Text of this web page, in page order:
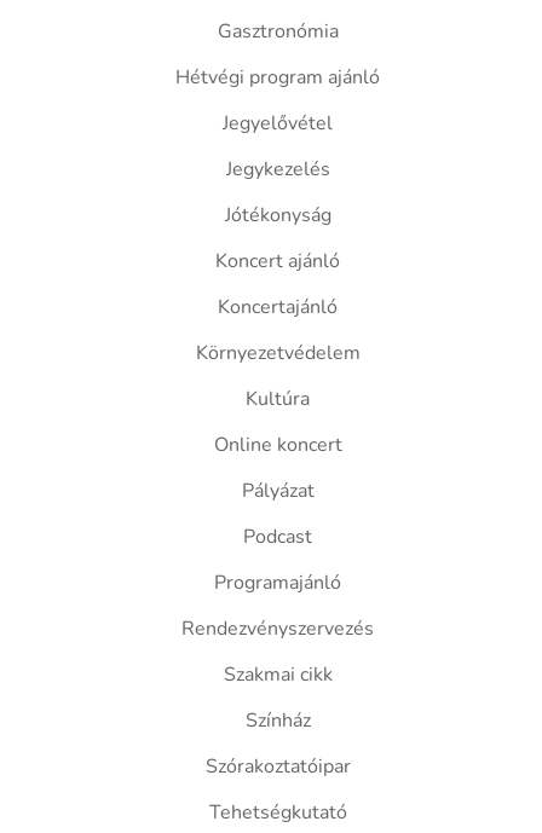
Gasztronómia
Hétvégi program ajánló
Jegyelővétel
Jegykezelés
Jótékonyság
Koncert ajánló
Koncertajánló
Környezetvédelem
Kultúra
Online koncert
Pályázat
Podcast
Programajánló
Rendezvényszervezés
Szakmai cikk
Színház
Szórakoztatóipar
Tehetségkutató